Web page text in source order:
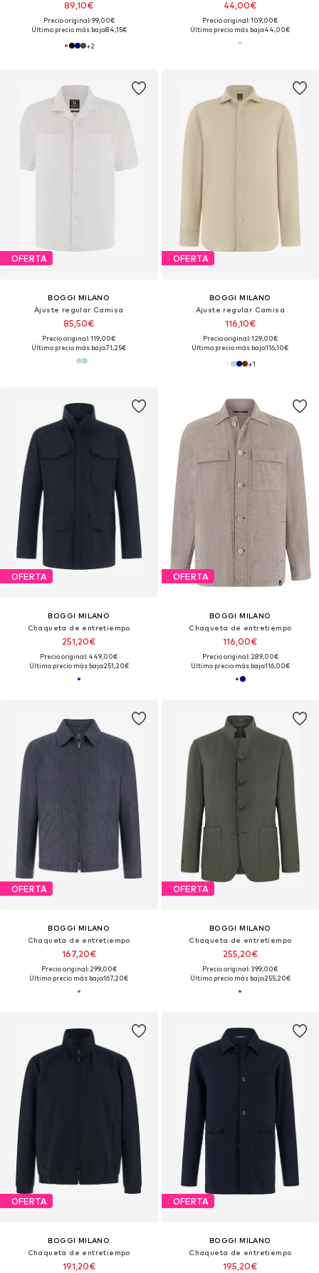
89,10€
Precio original: 99,00€
Último precio más bajo:84,15€
+2
44,00€
Precio original: 109,00€
Último precio más bajo:44,00€
OFERTA
BOGGI MILANO
Ajuste regular Camisa
85,50€
Precio original: 119,00€
Último precio más bajo:71,25€
OFERTA
BOGGI MILANO
Ajuste regular Camisa
116,10€
Precio original: 129,00€
Último precio más bajo:116,10€
+1
OFERTA
BOGGI MILANO
Chaqueta de entretiempo
251,20€
Precio original: 449,00€
Último precio más bajo:251,20€
OFERTA
BOGGI MILANO
Chaqueta de entretiempo
116,00€
Precio original: 289,00€
Último precio más bajo:116,00€
OFERTA
BOGGI MILANO
Chaqueta de entretiempo
167,20€
Precio original: 299,00€
Último precio más bajo:167,20€
OFERTA
BOGGI MILANO
Chaqueta de entretiempo
255,20€
Precio original: 399,00€
Último precio más bajo:255,20€
OFERTA
BOGGI MILANO
Chaqueta de entretiempo
191,20€
OFERTA
BOGGI MILANO
Chaqueta de entretiempo
195,20€